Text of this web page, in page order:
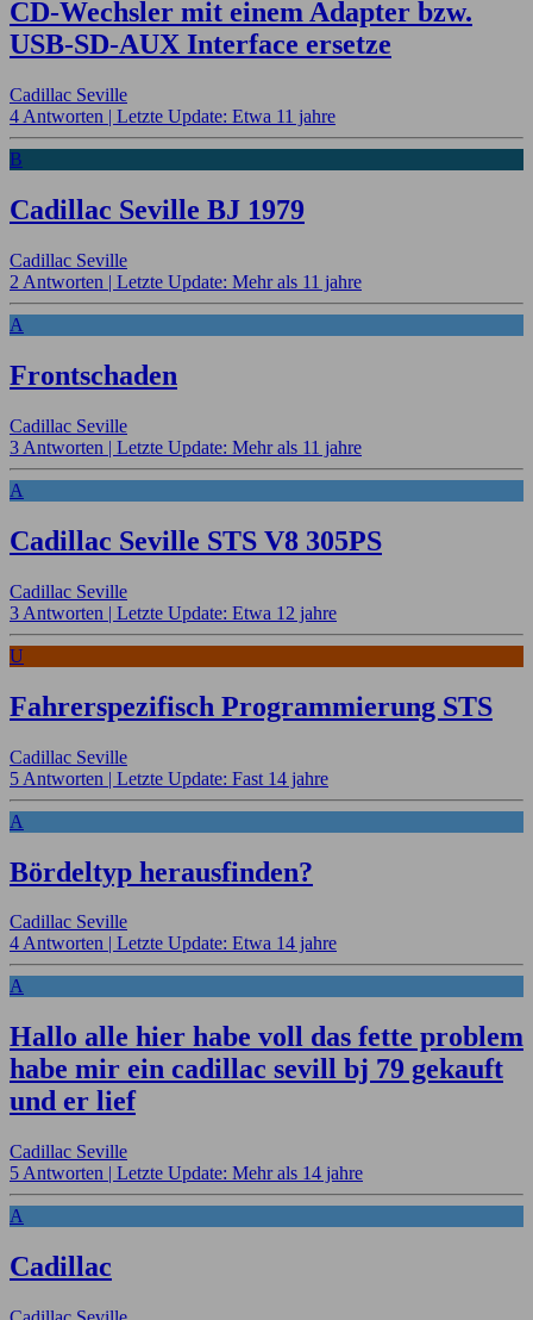
CD-Wechsler mit einem Adapter bzw.
USB-SD-AUX Interface ersetze
Cadillac Seville
4 Antworten | Letzte Update: Etwa 11 jahre
B
Cadillac Seville BJ 1979
Cadillac Seville
2 Antworten | Letzte Update: Mehr als 11 jahre
A
Frontschaden
Cadillac Seville
3 Antworten | Letzte Update: Mehr als 11 jahre
A
Cadillac Seville STS V8 305PS
Cadillac Seville
3 Antworten | Letzte Update: Etwa 12 jahre
U
Fahrerspezifisch Programmierung STS
Cadillac Seville
5 Antworten | Letzte Update: Fast 14 jahre
A
Bördeltyp herausfinden?
Cadillac Seville
4 Antworten | Letzte Update: Etwa 14 jahre
A
Hallo alle hier habe voll das fette problem
habe mir ein cadillac sevill bj 79 gekauft
und er lief
Cadillac Seville
5 Antworten | Letzte Update: Mehr als 14 jahre
A
Cadillac